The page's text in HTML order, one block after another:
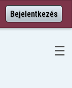
Bejelentkezés
☰